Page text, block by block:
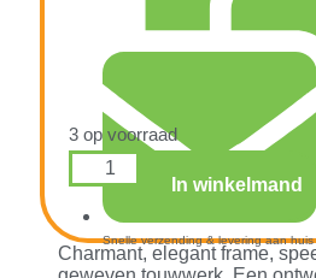
Snelle verzending & levering aan huis
3 op voorraad
In winkelmand
Charmant, elegant frame,